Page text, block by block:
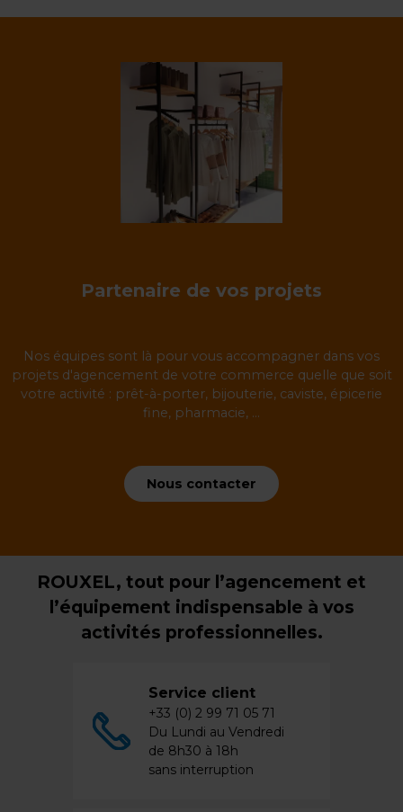
Partenaire de vos projets
Nos équipes sont là pour vous accompagner dans vos
projets d'agencement de votre commerce quelle que soit
votre activité : prêt-à-porter, bijouterie, caviste, épicerie
fine, pharmacie, ...
Nous contacter
ROUXEL, tout pour l’agencement et
l’équipement indispensable à vos
activités professionnelles.
Service client
+33 (0) 2 99 71 05 71
Du Lundi au Vendredi
de 8h30 à 18h
sans interruption